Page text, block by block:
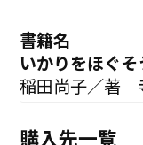
書籍名
いかりをほぐそ
稲田尚子／著
購入先一覧